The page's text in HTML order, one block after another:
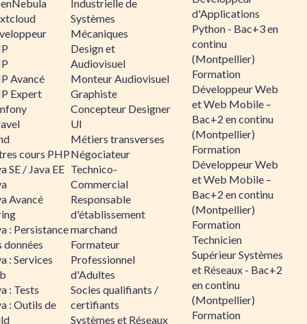
Avancé
Expert
cours PHP
SE / Java EE
Avancé
: Persistance
données
: Services
: Tests
: Outils de
Industrielle de
Systèmes
Mécaniques
Design et
Audiovisuel
Monteur Audiovisuel
Graphiste
Concepteur Designer
UI
Métiers transverses
Négociateur
Technico-
Commercial
Responsable
d'établissement
marchand
Formateur
Professionnel
d'Adultes
Socles qualifiants /
certifiants
Systèmes et Réseaux
d'Applications
Python - Bac+3 en
continu
(Montpellier)
Formation
Développeur Web
et Web Mobile –
Bac+2 en continu
(Montpellier)
Formation
Développeur Web
et Web Mobile –
Bac+2 en continu
(Montpellier)
Formation
Technicien
Supérieur Systèmes
et Réseaux - Bac+2
en continu
(Montpellier)
Formation